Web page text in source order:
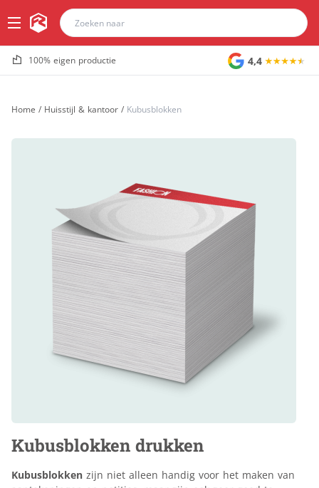
100% eigen productie 4,4
Home / Huisstijl & kantoor / Kubusblokken
Kubusblokken drukken
Kubusblokken zijn niet alleen handig voor het maken van